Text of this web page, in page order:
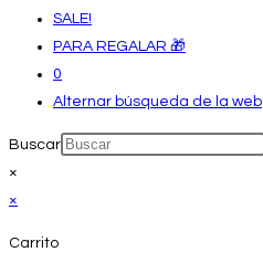
SALE!
PARA REGALAR 🎁
0
Alternar búsqueda de la web
Buscar
×
×
Carrito